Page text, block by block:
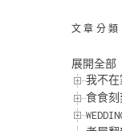
文章分類
展開全部
我不
食食